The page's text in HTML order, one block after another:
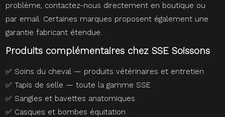
problème, contactez-nous directement en boutique ou
par email. Certaines marques proposent également une
garantie fabricant étendue.
Produits complémentaires chez SSE Soissons
✅ Soins du cheval — produits vétérinaires et entretien
✅Tapis de selle — toute la gamme SSE
✅ Sangles et bavettes anatomiques
✅ Casques et bombes équitation